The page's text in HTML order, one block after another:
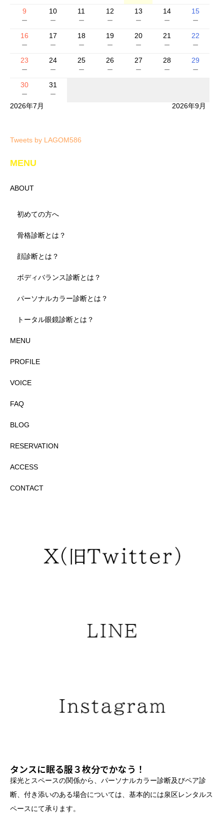
9
－
10
－
11
－
12
－
13
－
14
－
15
－
16
－
17
－
18
－
19
－
20
－
21
－
22
－
23
－
24
－
25
－
26
－
27
－
28
－
29
－
30
－
31
－
2026年7月 2026年9月
Tweets by LAGOM586
MENU
ABOUT
初めての方へ
骨格診断とは？
顔診断とは？
ボディバランス診断とは？
パーソナルカラー診断とは？
トータル眼鏡診断とは？
MENU
PROFILE
VOICE
FAQ
BLOG
RESERVATION
ACCESS
CONTACT
タンスに眠る服３枚分でかなう！
採光とスペースの関係から、パーソナルカラー診断及びペア診
断、付き添いのある場合については、基本的には泉区レンタルス
ペースにて承ります。